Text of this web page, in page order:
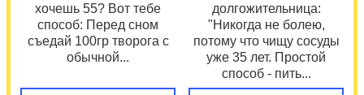
хочешь 55? Вот тебе
способ: Перед сном
съедай 100гр творога с
обычной...
долгожительница:
"Никогда не болею,
потому что чищу сосуды
уже 35 лет. Простой
способ - пить...